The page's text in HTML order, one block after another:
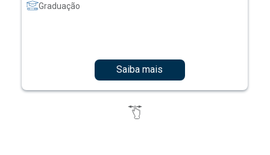
Graduação
Saiba mais